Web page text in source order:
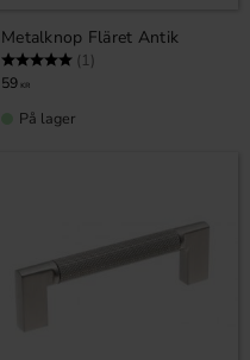
Metalknop Fläret Antik
Vurdering: (1)
59 KR
På lager